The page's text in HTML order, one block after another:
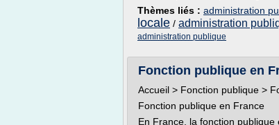
Thèmes liés : administration
locale / administration
administration publique
Fonction publique en
Accueil > Fonction publique >
Fonction publique en France
En France, la fonction